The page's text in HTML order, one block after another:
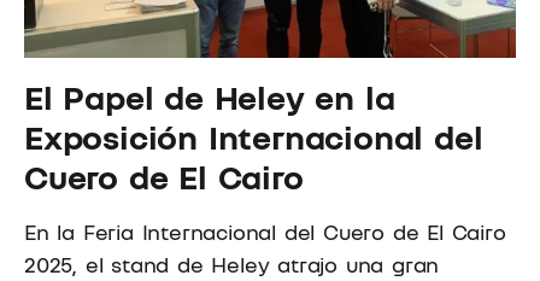
El Papel de Heley en la
Exposición Internacional del
Cuero de El Cairo
En la Feria Internacional del Cuero de El Cairo
2025, el stand de Heley atrajo una gran